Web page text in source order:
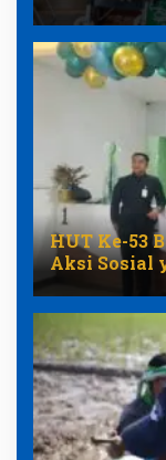
Aceh
HUT Ke-53
Aksi Sosial